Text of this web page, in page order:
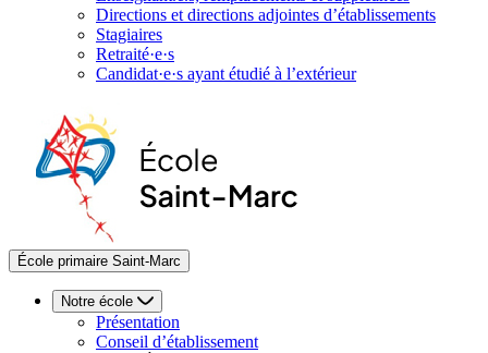
Directions et directions adjointes d’établissements
Stagiaires
Retraité·e·s
Candidat·e·s ayant étudié à l’extérieur
École primaire Saint-Marc
Notre école
Présentation
Conseil d’établissement